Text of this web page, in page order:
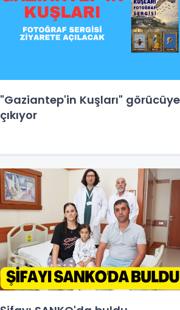
"Gaziantep'in Kuşları" görücüye
çıkıyor